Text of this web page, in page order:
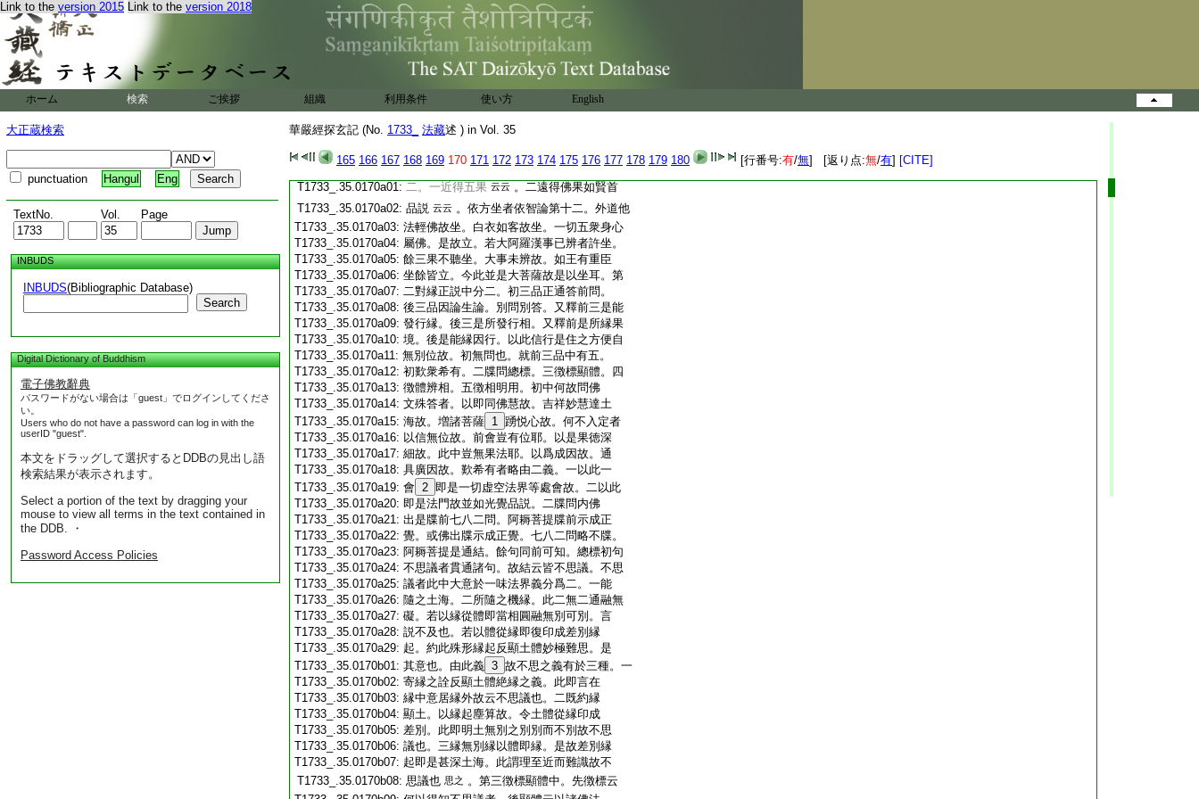
Link to the version 2015 Link to the version 2018
ホーム 検索 ご挨拶 組織 利用条件 使い方 English
大正蔵検索
punctuation Hangul Eng
TextNo. Vol. Page
INBUDS
INBUDS(Bibliographic Database)
Search
Digital Dictionary of Buddhism
電子佛教辭典
パスワードがない場合は「guest」でログインしてくださ
い。
Users who do not have a password can log in with the
userID "guest".
本文をドラッグして選択するとDDBの見出し語
検索結果が表示されます。
Select a portion of the text by dragging your
mouse to view all terms in the text contained in
the DDB. ・
Password Access Policies
華嚴經探玄記 (No. 1733_ 法藏述 ) in Vol. 35
165 166 167 168 169 170 171 172 173 174 175 176 177 178 179 180 [行番号:有/無] [返り点:無/有] [CITE]
T1733_.35.0169c20:地菩薩。以常住首楞嚴三昧故。若約果依
T1733_.35.0169c21:
首楞嚴經於南方平等世界成佛號龍
T1733_.35.0169c22:五明徳用者依如幻三昧經降魔場等是調
生力也。依現寶藏經迦葉擯等是勝通力。
叵當慧力也。此約三乘。
T1733_.35.0169c25:如下光覺品一切處等是一乘也。諸方菩薩
T1733_.35.0169c26:皆頭面禮佛者。禮佛義略作三門。一禮數。
T1733_.35.0169c27:二敬儀。三明得果。初中三業禮有二意。一
T1733_.35.0169c28:
T1733_.35.0169c29: 故。二敬儀有七。如孔目 云云 。三得果者有
T1733_.35.0170a01: 二。一近得五果 云云 。二遠得佛果如賢首
T1733_.35.0170a02: 品説 云云 。依方坐者依智論第十二。外道他
T1733_.35.0170a03: 法輕佛故坐。白衣如客故坐。一切五衆身心
T1733_.35.0170a04: 屬佛。是故立。若大阿羅漢事已辨者許坐。
T1733_.35.0170a05: 餘三果不聽坐。大事未辨故。如王有重臣
T1733_.35.0170a06: 坐餘皆立。今此並是大菩薩故是以坐耳。第
T1733_.35.0170a07: 二對縁正説中分二。初三品正通答前問。
T1733_.35.0170a08: 後三品因論生論。別問別答。又釋前三是能
T1733_.35.0170a09: 發行縁。後三是所發行相。又釋前是所縁果
T1733_.35.0170a10: 境。後是能縁因行。以此信行是住之方便自
T1733_.35.0170a11: 無別位故。初無問也。就前三品中有五。
T1733_.35.0170a12: 初歎衆希有。二牒問總標。三徴標顯體。四
T1733_.35.0170a13: 徴體辨相。五徴相明用。初中何故問佛
T1733_.35.0170a14: 文殊答者。以即同佛慧故。吉祥妙慧達土
T1733_.35.0170a15: 海故。増諸菩薩 1 踴悦心故。何不入定者
T1733_.35.0170a16: 以信無位故。前會豈有位耶。以是果徳深
T1733_.35.0170a17: 細故。此中豈無果法耶。以爲成因故。通
T1733_.35.0170a18: 具廣因故。歎希有者略由二義。一以此一
T1733_.35.0170a19: 會 2 即是一切虚空法界等處會故。二以此
T1733_.35.0170a20: 即是法門故並如光覺品説。二牒問内佛
T1733_.35.0170a21: 出是牒前七八二問。阿耨菩提牒前示成正
T1733_.35.0170a22: 覺。或佛出牒示成正覺。七八二問略不牒。
T1733_.35.0170a23: 阿耨菩提是通結。餘句同前可知。總標初句
T1733_.35.0170a24: 不思議者貫通諸句。故結云皆不思議。不思
T1733_.35.0170a25: 議者此中大意於一味法界義分爲二。一能
T1733_.35.0170a26: 隨之土海。二所隨之機縁。此二無二通融無
T1733_.35.0170a27: 礙。若以縁從體即當相圓融無別可別。言
T1733_.35.0170a28: 説不及也。若以體從縁即復印成差別縁
T1733_.35.0170a29: 起。約此殊形縁起反顯土體妙極難思。是
T1733_.35.0170b01: 其意也。由此義 3 故不思之義有於三種。一
T1733_.35.0170b02: 寄縁之詮反顯土體絶縁之義。此即言在
T1733_.35.0170b03: 縁中意居縁外故云不思議也。二既約縁
T1733_.35.0170b04: 顯土。以縁起塵算故。令土體從縁印成
T1733_.35.0170b05: 差別。此即明土無別之別別而不別故不思
T1733_.35.0170b06: 議也。三縁無別縁以體即縁。是故差別縁
T1733_.35.0170b07: 起即是甚深土海。此謂理至近而難識故不
T1733_.35.0170b08: 思議也 思之 。第三徴標顯體中。先徴標云